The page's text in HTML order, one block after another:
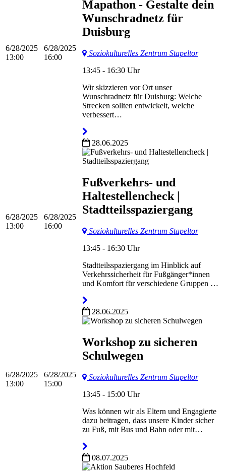
6/28/2025
13:00
6/28/2025
16:00
Mapathon - Gestalte dein
Wunschradnetz für
Duisburg
Soziokulturelles Zentrum Stapeltor
13:45 - 16:30 Uhr
Wir skizzieren vor Ort unser
Wunschradnetz für Duisburg: Welche
Strecken sollten entwickelt, welche
verbessert…
6/28/2025
13:00
6/28/2025
16:00
28.06.2025
Fußverkehrs- und
Haltestellencheck |
Stadtteilsspaziergang
Soziokulturelles Zentrum Stapeltor
13:45 - 16:30 Uhr
Stadtteilsspaziergang im Hinblick auf
Verkehrssicherheit für Fußgänger*innen
und Komfort für verschiedene Gruppen …
6/28/2025
13:00
6/28/2025
15:00
28.06.2025
Workshop zu sicheren
Schulwegen
Soziokulturelles Zentrum Stapeltor
13:45 - 15:00 Uhr
Was können wir als Eltern und Engagierte
dazu beitragen, dass unsere Kinder sicher
zu Fuß, mit Bus und Bahn oder mit…
08.07.2025